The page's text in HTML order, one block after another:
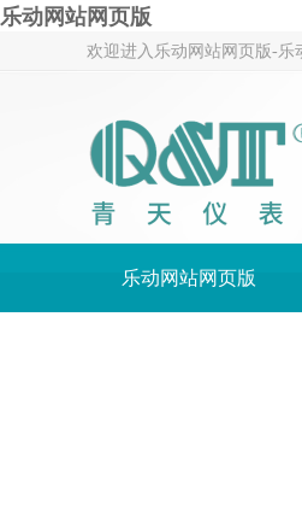
乐动网站网页版
欢迎进入乐动网站网页版-乐
乐动网站网页版